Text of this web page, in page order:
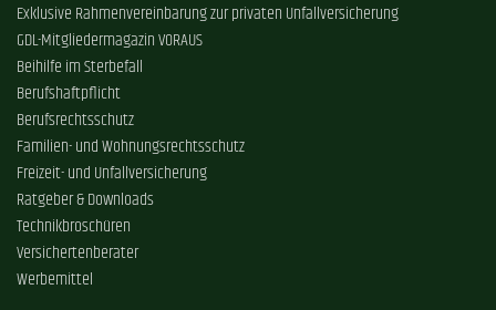
Exklusive Rahmenvereinbarung zur privaten Unfallversicherung
GDL-Mitgliedermagazin VORAUS
Beihilfe im Sterbefall
Berufshaftpflicht
Berufsrechtsschutz
Familien- und Wohnungsrechtsschutz
Freizeit- und Unfallversicherung
Ratgeber & Downloads
Technikbroschüren
Versichertenberater
Werbemittel